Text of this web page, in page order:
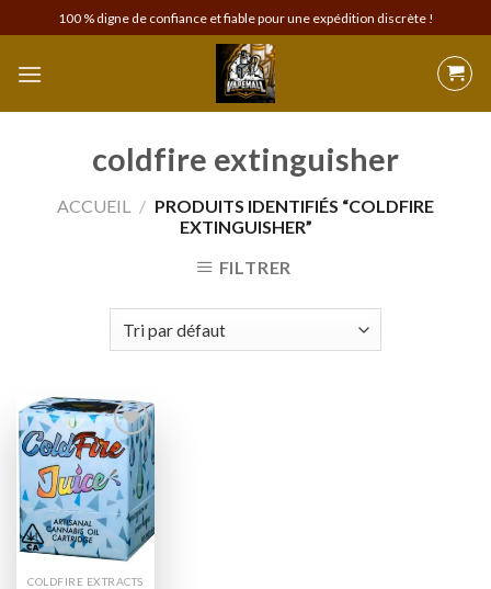
to
content
100 % digne de confiance et fiable pour une expédition discrète !
coldfire extinguisher
ACCUEIL / PRODUITS IDENTIFIÉS “COLDFIRE
EXTINGUISHER”
FILTRER
Add to
wishlist
COLDFIRE EXTRACTS